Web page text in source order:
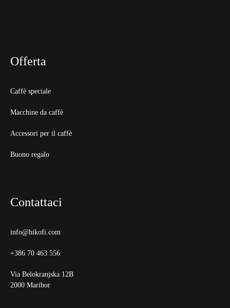
Offerta
Caffè speciale
Macchine da caffè
Accessori per il caffè
Buono regalo
Contattaci
info@hikofi.com
+386 70 463 556
Via Belokranjska 12B
2000 Maribor